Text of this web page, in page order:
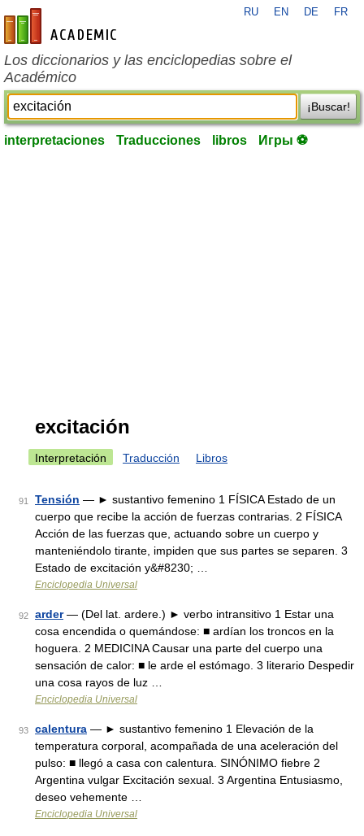
es-academic.com
RU EN DE FR
Los diccionarios y las enciclopedias sobre el
Académico
¡Buscar!
interpretaciones Traducciones libros Игры ⚽
excitación
Interpretación Traducción Libros
91 Tensión — ► sustantivo femenino 1 FÍSICA Estado de un
cuerpo que recibe la acción de fuerzas contrarias. 2 FÍSICA
Acción de las fuerzas que, actuando sobre un cuerpo y
manteniéndolo tirante, impiden que sus partes se separen. 3
Estado de excitación y&#8230; …
Enciclopedia Universal
92 arder— (Del lat. ardere.) ► verbo intransitivo 1 Estar una
cosa encendida o quemándose: ■ ardían los troncos en la
hoguera. 2 MEDICINA Causar una parte del cuerpo una
sensación de calor: ■ le arde el estómago. 3 literario Despedir
una cosa rayos de luz …
Enciclopedia Universal
93 calentura — ► sustantivo femenino 1 Elevación de la
temperatura corporal, acompañada de una aceleración del
pulso: ■ llegó a casa con calentura. SINÓNIMO fiebre 2
Argentina vulgar Excitación sexual. 3 Argentina Entusiasmo,
deseo vehemente …
Enciclopedia Universal